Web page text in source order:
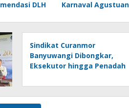
DLH
Karnaval Agustuan
Sindikat Curanmor
Banyuwangi Dibongkar,
Eksekutor hingga Penadah